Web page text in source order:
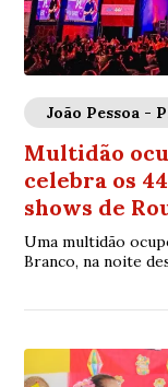
João Pessoa -
Multidão
celebra os
shows de
Uma multidão
Branco, na noite